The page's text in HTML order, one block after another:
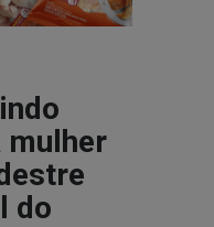
mulher
do